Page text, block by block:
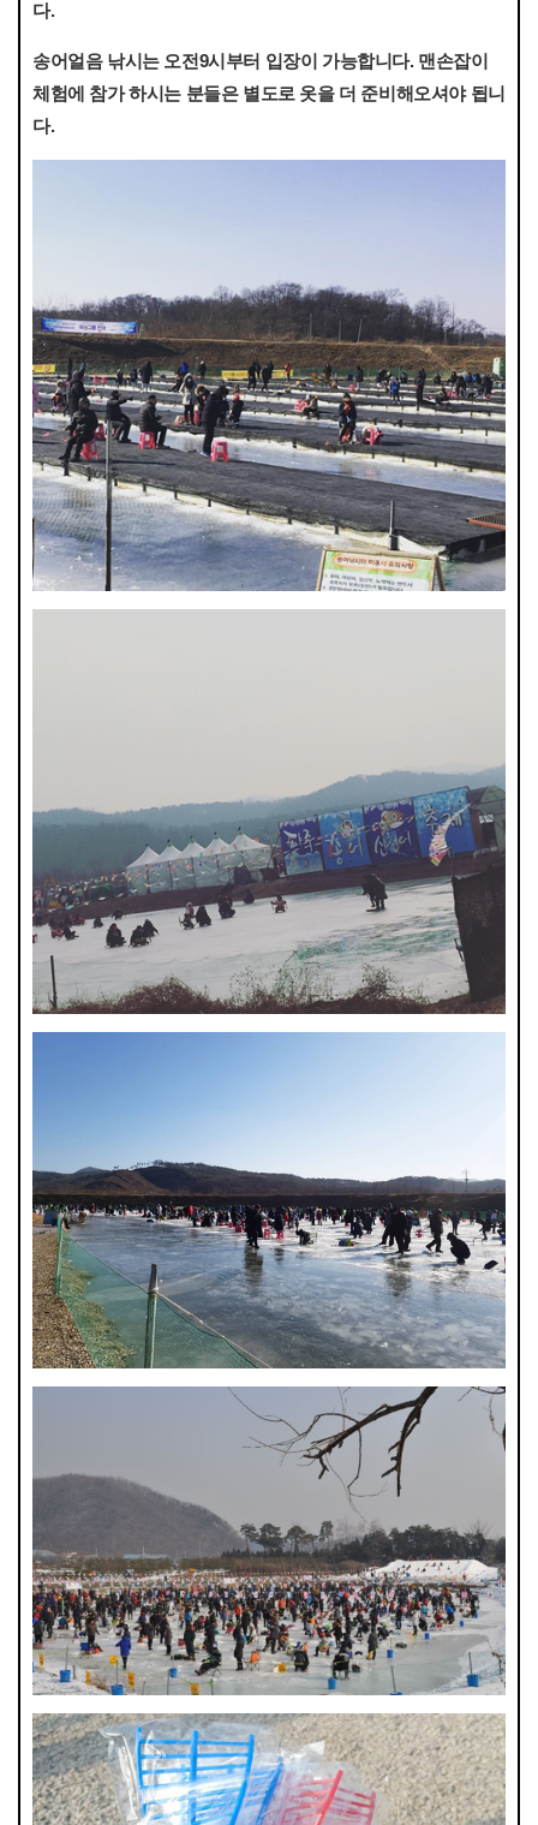
다.
송어얼음 낚시는 오전9시부터 입장이 가능합니다. 맨손잡이
체험에 참가 하시는 분들은 별도로 옷을 더 준비해오셔야 됩니
다.